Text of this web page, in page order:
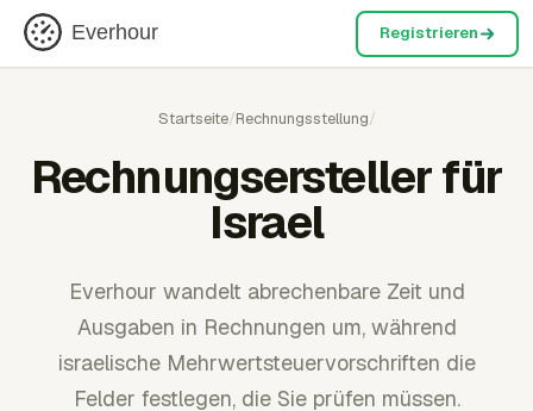
Everhour Registrieren
Startseite/Rechnungsstellung/
Rechnungsersteller für
Israel
Everhour wandelt abrechenbare Zeit und
Ausgaben in Rechnungen um, während
israelische Mehrwertsteuervorschriften die
Felder festlegen, die Sie prüfen müssen.